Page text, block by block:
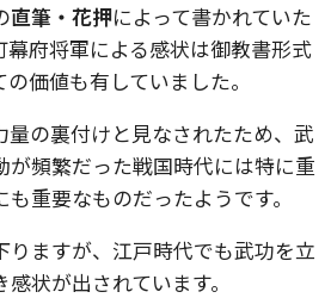
直筆・花押によって書かれていた
幕府将軍による感状は御教書形式
価値も有していました。
量の裏付けと見なされたため、武
が頻繁だった戦国時代には特に重
重要なものだったようです。
りますが、江戸時代でも武功を立
状が出されています。